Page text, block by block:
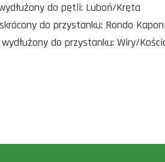
do pętli: Luboń/Kręta
do przystanku: Rondo
do przystanku: Wiry/